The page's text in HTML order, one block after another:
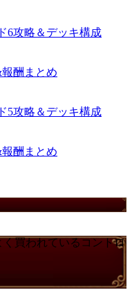
6攻略＆デッキ構成
酬まとめ
5攻略＆デッキ構成
酬まとめ
く買われているコントロ